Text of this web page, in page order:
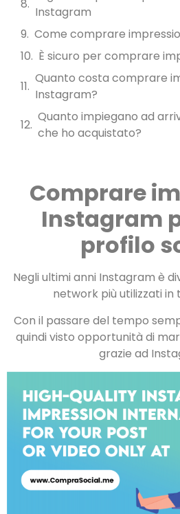
Instagram
Come comprare
È sicuro per comprare
Quanto costa comprare
Instagram?
Quanto impiegano ad
che ho acquistato?
Comprare
Instagram
profilo
Negli ultimi anni Instagram è
network più utilizzati in
Con il passare del tempo
quindi visto opportunità di
grazie ad